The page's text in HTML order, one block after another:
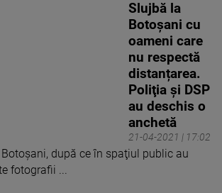
21-04-2021 | 17:02
Slujbă la
Botoșani cu
oameni care
nu respectă
distanțarea.
Poliţia şi DSP
au deschis o
anchetă
după ce în spaţiul public au
fotografii ...